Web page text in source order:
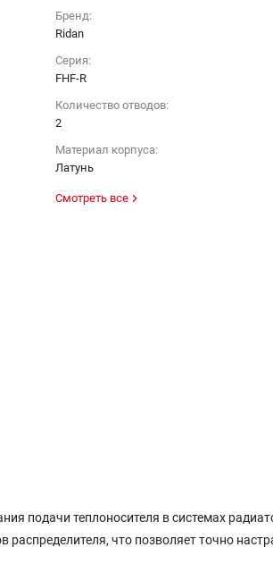
Бренд:
Ridan
Серия:
FHF-R
Количество отводов:
2
Материал корпуса:
Латунь
Смотреть все
подачи теплоносителя в системах
что позволяет точно